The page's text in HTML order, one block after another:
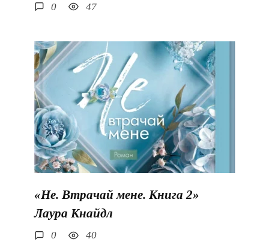
0 47
«Не. Втрачай мене. Книга 2»
Лаура Кнайдл
0 40